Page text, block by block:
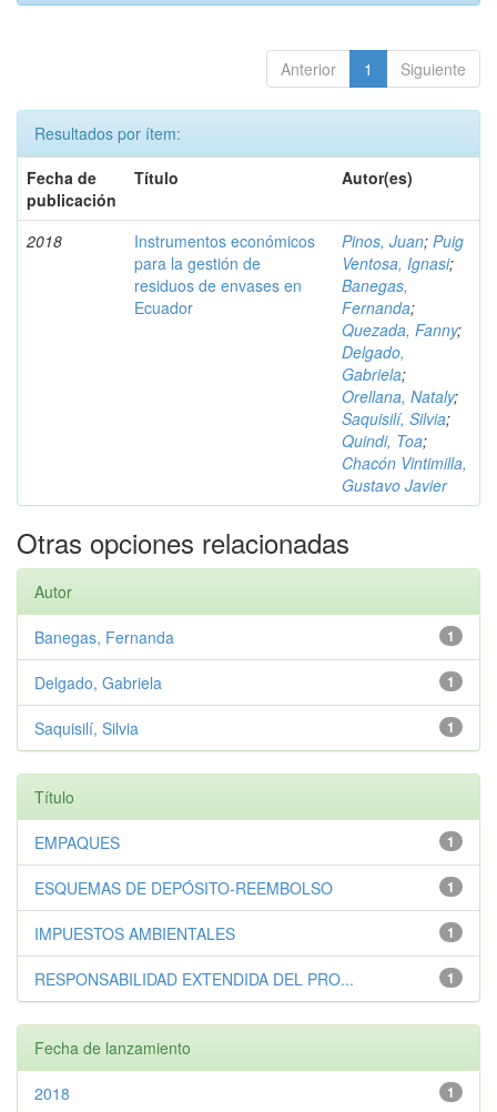
Anterior 1 Siguiente
Resultados por ítem:
Fecha de
publicación
Título Autor(es)
2018
Instrumentos económicos
para la gestión de
residuos de envases en
Ecuador
Pinos, Juan; Puig
Ventosa, Ignasi;
Banegas,
Fernanda;
Quezada, Fanny;
Delgado,
Gabriela;
Orellana, Nataly;
Saquisilí, Silvia;
Quindi, Toa;
Chacón Vintimilla,
Gustavo Javier
Otras opciones relacionadas
Autor
1
Banegas, Fernanda
1
Delgado, Gabriela
1
Saquisilí, Silvia
Título
1
EMPAQUES
1
ESQUEMAS DE DEPÓSITO-REEMBOLSO
1
IMPUESTOS AMBIENTALES
1
RESPONSABILIDAD EXTENDIDA DEL PRO...
Fecha de lanzamiento
1
2018